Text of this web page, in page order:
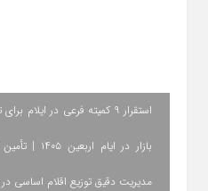
استقرار ۹ کمیته فرعی در
بازار در
مدیریت دقیق توزیع اقلام اساسی در